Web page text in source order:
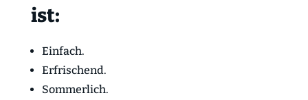
ist:
Einfach.
Erfrischend.
Sommerlich.